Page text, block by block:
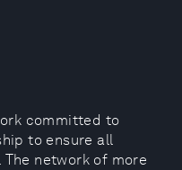
committed to
to ensure all
network of more